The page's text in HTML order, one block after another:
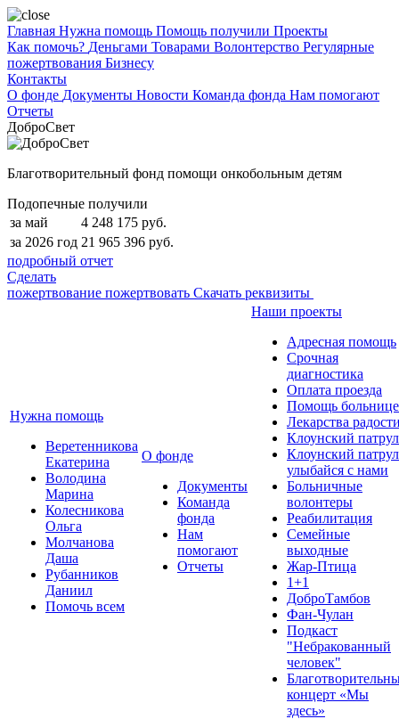
Главная Нужна помощь Помощь получили Проекты
Как помочь? Деньгами Товарами Волонтерство Регулярные
пожертвования Бизнесу
Контакты
О фонде Документы Новости Команда фонда Нам помогают
Отчеты
ДоброСвет
Благотворительный фонд помощи онкобольным детям
Подопечные получили
за май
4 248 175 руб.
за 2026 год 21 965 396 руб.
подробный отчет
Сделать
пожертвование пожертвовать Скачать реквизиты
Нужна помощь
Веретенникова
Екатерина
Володина
Марина
Колесникова
Ольга
Молчанова
Даша
Рубанников
Даниил
Помочь всем
О фонде
Документы
Команда
фонда
Нам
помогают
Отчеты
Наши проекты
Адресная помощь
Срочная
диагностика
Оплата проезда
Помощь больнице
Лекарства
Клоунский
Клоунский
улыбайся с нами
Больничные
волонтеры
Реабилитация
Семейные
выходные
Жар-Птица
1+1
ДоброТамбов
Фан-Чулан
Подкаст
"Небракованный
человек"
концерт «Мы
здесь»